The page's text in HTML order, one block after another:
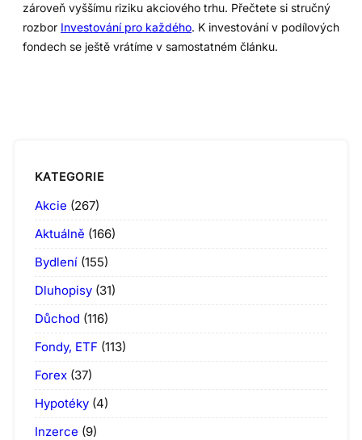
zároveň vyššímu riziku akciového trhu. Přečtete si stručný
rozbor Investování pro každého. K investování v podílových
fondech se ještě vrátíme v samostatném článku.
KATEGORIE
Akcie (267)
Aktuálně (166)
Bydlení (155)
Dluhopisy (31)
Důchod (116)
Fondy, ETF (113)
Forex (37)
Hypotéky (4)
Inzerce (9)